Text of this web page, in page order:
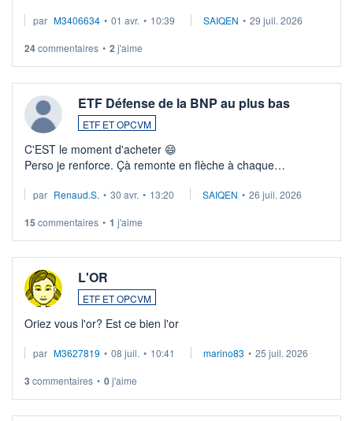
par M3406634 • 01 avr. • 10:39 SAIQEN • 29 juil. 2026
24commentaires • 2 j'aime
ETF Défense de la BNP au plus bas
ETF ET OPCVM
C'EST le moment d'acheter 😄​
Perso je renforce. Çà remonte en flèche à chaque
Investissement long terme tip top pour sa retraite.
par Renaud.S. • 30 avr. • 13:20 SAIQEN • 26 juil. 2026
15 commentaires • 1 j'aime
L'OR
ETF ET OPCVM
Oriez vous l'or? Est ce bien l'or
par M3627819 • 08 juil. • 10:41 marino83 • 25 juil. 2026
3 commentaires • 0j'aime